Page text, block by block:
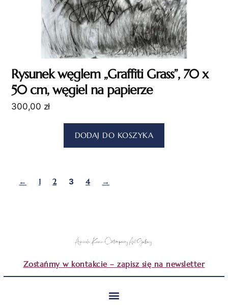
Rysunek węglem „Graffiti Grass”, 70 x
50 cm, węgiel na papierze
300,00 zł
DODAJ DO KOSZYKA
← 1 2 3 4 →
Zostańmy w kontakcie – zapisz się na newsletter